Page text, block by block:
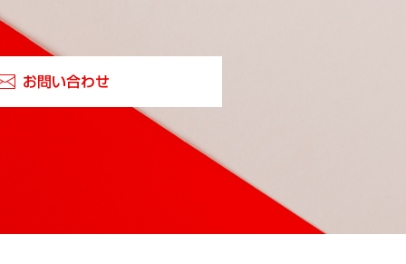
お問い合わせ